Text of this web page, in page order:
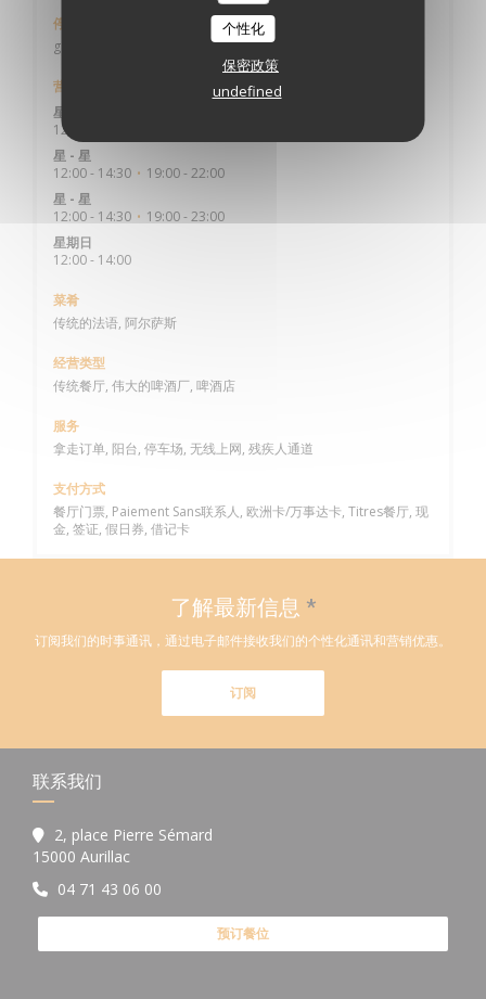
个性化
保密政策
undefined
停车
gare
营业时间
星期一
12:00 - 14:00
星 - 星
12:00 - 14:30 • 19:00 - 22:00
星 - 星
12:00 - 14:30 • 19:00 - 23:00
星期日
12:00 - 14:00
菜肴
传统的法语, 阿尔萨斯
经营类型
传统餐厅, 伟大的啤酒厂, 啤酒店
服务
拿走订单, 阳台, 停车场, 无线上网, 残疾人通道
支付方式
餐厅门票, Paiement Sans联系人, 欧洲卡/万事达卡, Titres餐厅, 现
金, 签证, 假日券, 借记卡
了解最新信息 *
订阅我们的时事通讯，通过电子邮件接收我们的个性化通讯和营销优惠。
订阅
联系我们
2, place Pierre Sémard
15000 Aurillac((在新窗口中打开))
04 71 43 06 00
预订餐位